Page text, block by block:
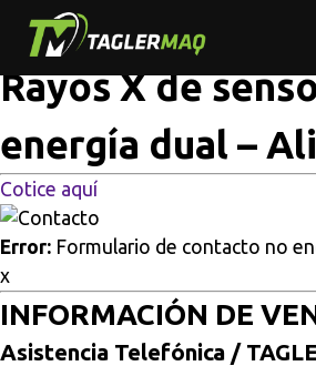
Multisitios
Alimentaria
Rayos X de
energía dual –
Cotice aquí
Error: Formulario de contacto no
x
INFORMACIÓN DE
Asistencia Telefónica /